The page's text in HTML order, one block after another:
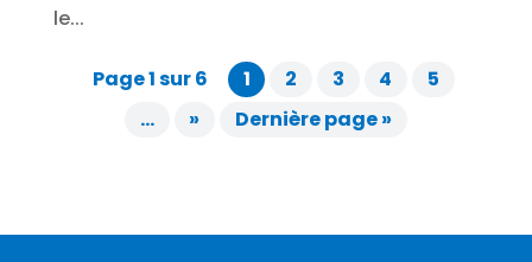
le...
Page 1 sur 6 1 2 3 4
5
…
» Dernière page »